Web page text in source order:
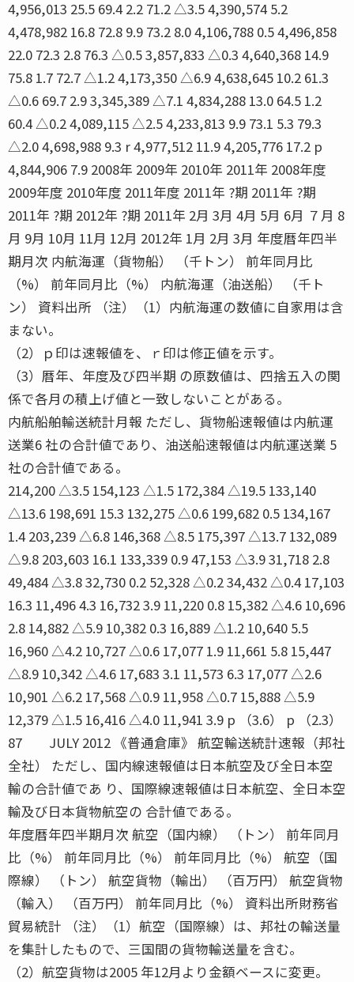
4,956,013 25.5 69.4 2.2 71.2 △3.5 4,390,574 5.2
4,478,982 16.8 72.8 9.9 73.2 8.0 4,106,788 0.5 4,496,858
22.0 72.3 2.8 76.3 △0.5 3,857,833 △0.3 4,640,368 14.9
75.8 1.7 72.7 △1.2 4,173,350 △6.9 4,638,645 10.2 61.3
△0.6 69.7 2.9 3,345,389 △7.1 4,834,288 13.0 64.5 1.2
60.4 △0.2 4,089,115 △2.5 4,233,813 9.9 73.1 5.3 79.3
△2.0 4,698,988 9.3 r 4,977,512 11.9 4,205,776 17.2 p
4,844,906 7.9 2008年 2009年 2010年 2011年 2008年度
2009年度 2010年度 2011年度 2011年 ?期 2011年 ?期
2011年 ?期 2012年 ?期 2011年 2月 3月 4月 5月 6月 ７月 8
月 9月 10月 11月 12月 2012年 1月 2月 3月 年度暦年四半
期月次 内航海運（貨物船） （千トン） 前年同月比
（%） 前年同月比（%） 内航海運（油送船） （千ト
ン） 資料出所 （注）（1）内航海運の数値に自家用は含
まない。
（2）ｐ印は速報値を、ｒ印は修正値を示す。
（3）暦年、年度及び四半期 の原数値は、四捨五入の関
係で各月の積上げ値と一致しないことがある。
内航船舶輸送統計月報 ただし、貨物船速報値は内航運
送業6 社の合計値であり、油送船速報値は内航運送業 5
社の合計値である。
214,200 △3.5 154,123 △1.5 172,384 △19.5 133,140
△13.6 198,691 15.3 132,275 △0.6 199,682 0.5 134,167
1.4 203,239 △6.8 146,368 △8.5 175,397 △13.7 132,089
△9.8 203,603 16.1 133,339 0.9 47,153 △3.9 31,718 2.8
49,484 △3.8 32,730 0.2 52,328 △0.2 34,432 △0.4 17,103
16.3 11,496 4.3 16,732 3.9 11,220 0.8 15,382 △4.6 10,696
2.8 14,882 △5.9 10,382 0.3 16,889 △1.2 10,640 5.5
16,960 △4.2 10,727 △0.6 17,077 1.9 11,661 5.8 15,447
△8.9 10,342 △4.6 17,683 3.1 11,573 6.3 17,077 △2.6
10,901 △6.2 17,568 △0.9 11,958 △0.7 15,888 △5.9
12,379 △1.5 16,416 △4.0 11,941 3.9 p （3.6） p （2.3）
87 JULY 2012 《普通倉庫》 航空輸送統計速報（邦社
全社） ただし、国内線速報値は日本航空及び全日本空
輸の合計値であ り、国際線速報値は日本航空、全日本空
輸及び日本貨物航空の 合計値である。
年度暦年四半期月次 航空（国内線） （トン） 前年同月
比（%） 前年同月比（%） 前年同月比（%） 航空（国
際線） （トン） 航空貨物（輸出） （百万円） 航空貨物
（輸入） （百万円） 前年同月比（%） 資料出所財務省
貿易統計 （注）（1）航空（国際線）は、邦社の輸送量
を集計したもので、三国間の貨物輸送量を含む。
（2）航空貨物は2005 年12月より金額ベースに変更。